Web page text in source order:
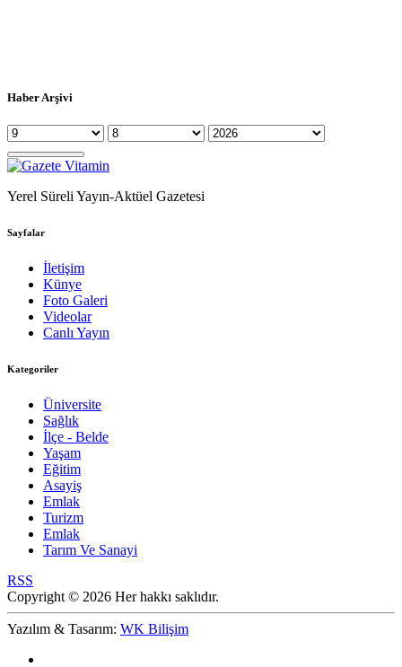
Haber Arşivi
Yerel Süreli Yayın-Aktüel Gazetesi
Sayfalar
İletişim
Künye
Foto Galeri
Videolar
Canlı Yayın
Kategoriler
Üniversite
Sağlık
İlçe - Belde
Yaşam
Eğitim
Asayiş
Emlak
Turizm
Emlak
Tarım Ve Sanayi
RSS
Copyright © 2026 Her hakkı saklıdır.
Yazılım & Tasarım: WK Bilişim